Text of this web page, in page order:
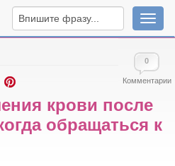
0
Комментарии
крови после
обращаться к